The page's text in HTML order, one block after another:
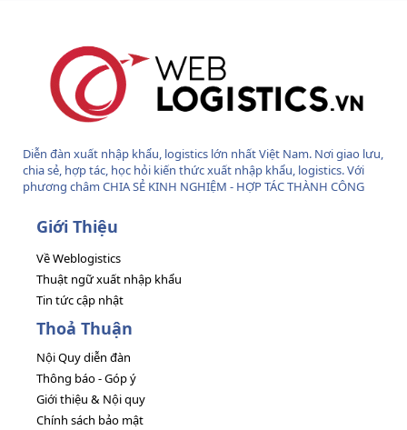
Diễn đàn xuất nhập khẩu, logistics lớn nhất Việt Nam. Nơi giao lưu,
chia sẻ, hợp tác, học hỏi kiến thức xuất nhập khẩu, logistics. Với
phương châm CHIA SẺ KINH NGHIỆM - HỢP TÁC THÀNH CÔNG
Giới Thiệu
Về Weblogistics
Thuật ngữ xuất nhập khẩu
Tin tức cập nhật
Thoả Thuận
Nội Quy diễn đàn
Thông báo - Góp ý
Giới thiệu & Nội quy
Chính sách bảo mật